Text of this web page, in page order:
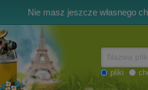
Nie masz jeszcze własnego
pliki